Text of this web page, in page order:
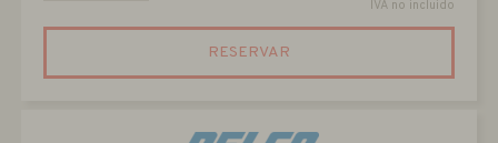
IVA no incluido
RESERVAR